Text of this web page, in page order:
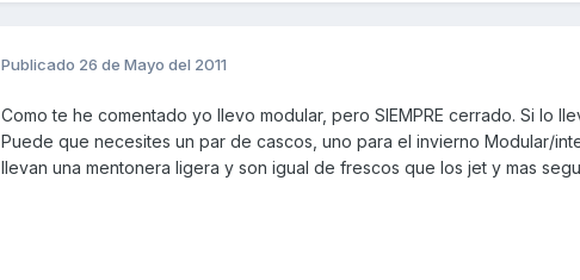
Publicado 26 de Mayo del 2011
Como te he comentado yo llevo modular, pero SIEMPRE cerrado. Si lo
Puede que necesites un par de cascos, uno para el invierno Modular/
llevan una mentonera ligera y son igual de frescos que los jet y mas